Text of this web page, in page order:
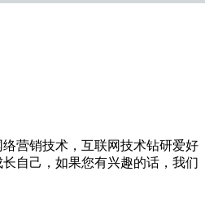
营销技术，互联网技术钻研爱好
自己，如果您有兴趣的话，我们